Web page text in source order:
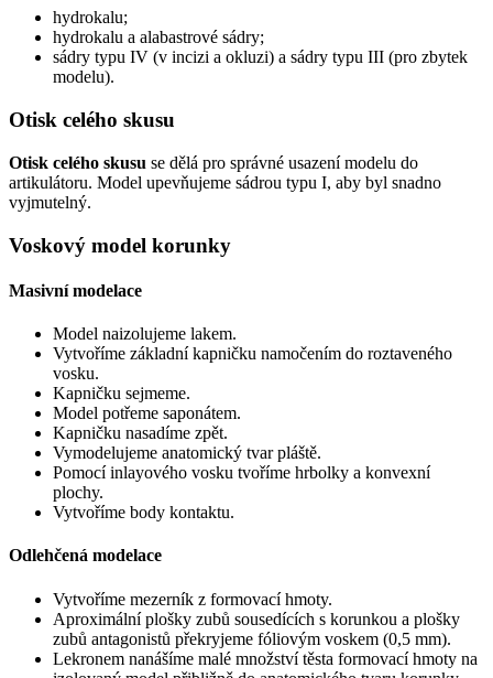
hydrokalu;
hydrokalu a alabastrové sádry;
sádry typu IV (v incizi a okluzi) a sádry typu III (pro zbytek
modelu).
Otisk celého skusu
Otisk celého skusu se dělá pro správné usazení modelu do
artikulátoru. Model upevňujeme sádrou typu I, aby byl snadno
vyjmutelný.
Voskový model korunky
Masivní modelace
Model naizolujeme lakem.
Vytvoříme základní kapničku namočením do roztaveného
vosku.
Kapničku sejmeme.
Model potřeme saponátem.
Kapničku nasadíme zpět.
Vymodelujeme anatomický tvar pláště.
Pomocí inlayového vosku tvoříme hrbolky a konvexní
plochy.
Vytvoříme body kontaktu.
Odlehčená modelace
Vytvoříme mezerník z formovací hmoty.
Aproximální plošky zubů sousedících s korunkou a plošky
zubů antagonistů překryjeme fóliovým voskem (0,5 mm).
Lekronem nanášíme malé množství těsta formovací hmoty na